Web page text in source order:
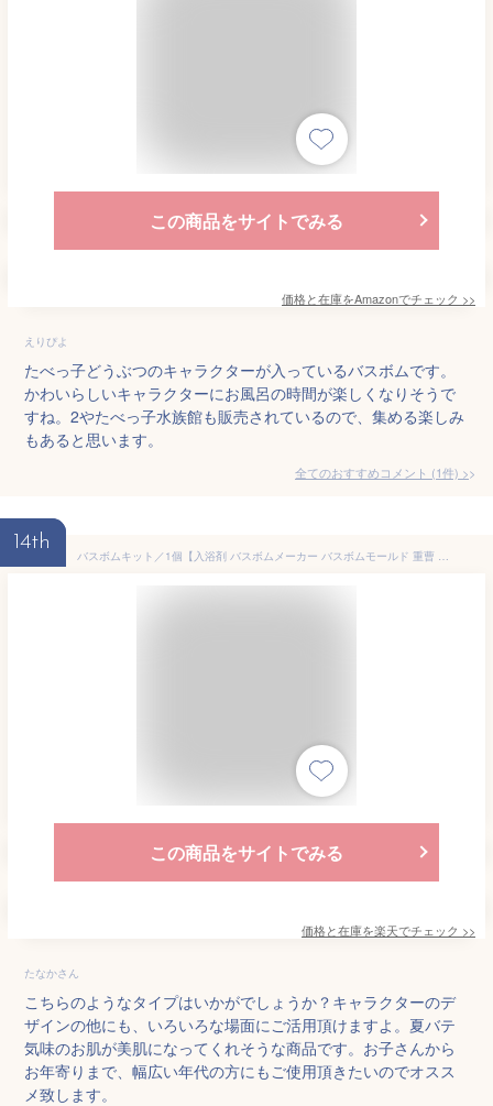
この商品をサイトでみる
価格と在庫をAmazonでチェック >>
えりぴよ
たべっ子どうぶつのキャラクターが入っているバスボムです。
かわいらしいキャラクターにお風呂の時間が楽しくなりそうで
すね。2やたべっ子水族館も販売されているので、集める楽しみ
もあると思います。
全てのおすすめコメント (1件) >
14th
バスボムキット／1個【入浴剤 バスボムメーカー バスボムモールド 重曹 クエン酸 簡単キット DIY アロマクラフト ハンドメイド 手作り 作り方 自由研究 プレゼント インスタ映え】
この商品をサイトでみる
価格と在庫を楽天でチェック >>
たなかさん
こちらのようなタイプはいかがでしょうか？キャラクターのデ
ザインの他にも、いろいろな場面にご活用頂けますよ。夏バテ
気味のお肌が美肌になってくれそうな商品です。お子さんから
お年寄りまで、幅広い年代の方にもご使用頂きたいのでオスス
メ致します。